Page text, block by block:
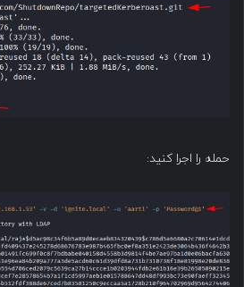
حمله را اجرا کنید: